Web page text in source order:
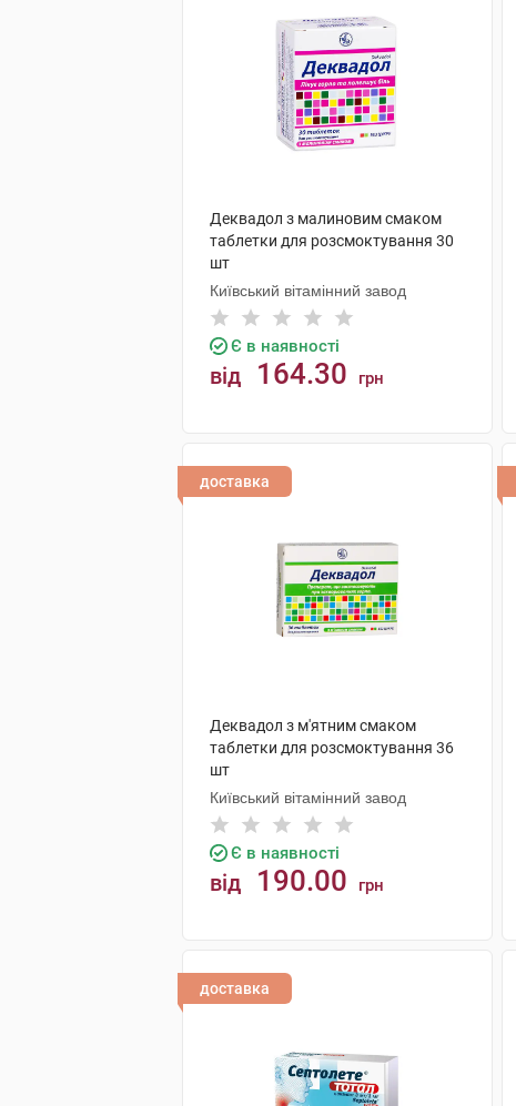
Деквадол з малиновим смаком
таблетки для розсмоктування 30
шт
Київський вітамінний завод
Є в наявності
від 164.30 грн
доставка
Деквадол з м'ятним смаком
таблетки для розсмоктування 36
шт
Київський вітамінний завод
Є в наявності
від 190.00 грн
доставка